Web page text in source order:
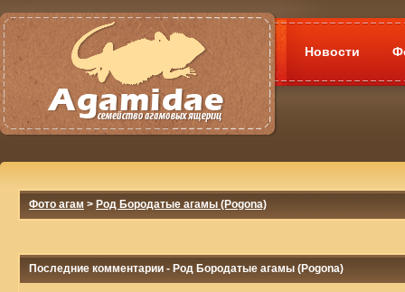
Новости
Фото агам > Род Бородатые агамы (Pogona)
Последние комментарии - Род Бородатые агамы (Pogona)